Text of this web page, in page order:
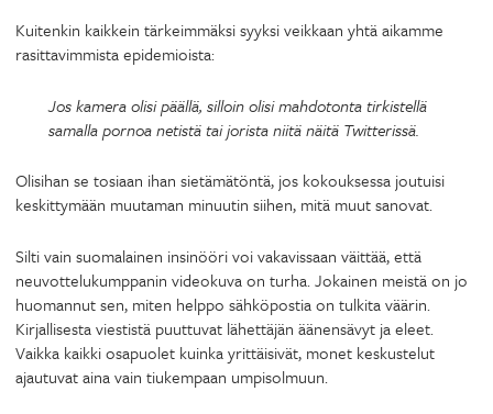
Kuitenkin kaikkein tärkeimmäksi syyksi veikkaan yhtä aikamme
rasittavimmista epidemioista:
Jos kamera olisi päällä, silloin olisi mahdotonta tirkistellä
samalla pornoa netistä tai jorista niitä näitä Twitterissä.
Olisihan se tosiaan ihan sietämätöntä, jos kokouksessa joutuisi
keskittymään muutaman minuutin siihen, mitä muut sanovat.
Silti vain suomalainen insinööri voi vakavissaan väittää, että
neuvottelukumppanin videokuva on turha. Jokainen meistä on jo
huomannut sen, miten helppo sähköpostia on tulkita väärin.
Kirjallisesta viestistä puuttuvat lähettäjän äänensävyt ja eleet.
Vaikka kaikki osapuolet kuinka yrittäisivät, monet keskustelut
ajautuvat aina vain tiukempaan umpisolmuun.